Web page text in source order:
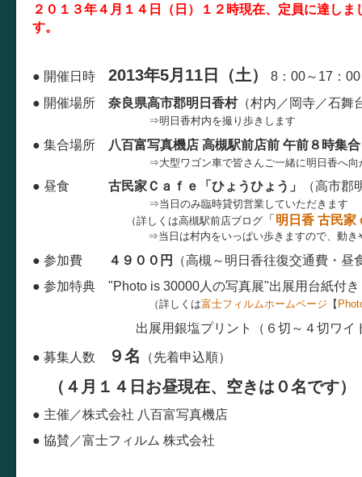
２０１３年４月１４日（日）１２時現在、定員に達し
す。
● 開催日時 2013年5月11日（土）
8：00～17：
● 開催場所 奈良県高市郡明日香村（村内／岡寺／石舞
⇒明日香村内を撮り歩きします
● 集合場所 八百富写真機店 高槻駅前店前 午前８時集合
⇒大型ワゴン車で皆さんご一緒に明日香へ向
● 昼食 古民家Ｃａｆｅ「ひょうひょう」 （高市
⇒当日のみ臨時貸切営業していただきます
（詳しくは高槻駅前店ブログ 「 明日香 古民家
⇒当日は村内をいっぱい歩きますので、動きやすい服
● 参加費 ４９００円
（高槻～明日香往復交通費・昼
● 参加特典 "Photo is 30000人の写真展"出展用台紙付き
（詳しくは富士フィルムホームページ 【
出展用銀塩プリント（６切～４切ワイド
● 募集人数 ９名 （先着申込順）
（４月１４日お昼現在、空きは０名です）
● 主催／株式会社 八百富写真機店
● 協賛／富士フィルム 株式会社